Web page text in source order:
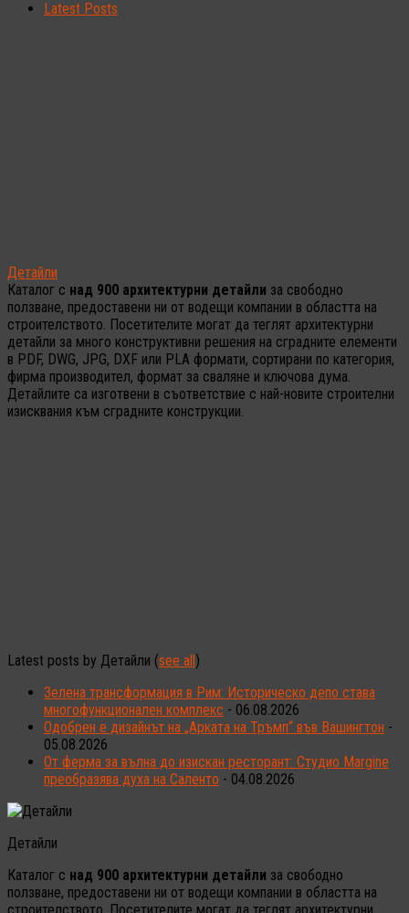
Latest Posts
Детайли
Каталог с над 900 архитектурни детайли за свободно
ползване, предоставени ни от водещи компании в областта на
строителството. Посетителите могат да теглят архитектурни
детайли за много конструктивни решения на сградните елементи
в PDF, DWG, JPG, DXF или PLA формати, сортирани по категория,
фирма производител, формат за сваляне и ключова дума.
Детайлите са изготвени в съответствие с най-новите строителни
изисквания към сградните конструкции.
Latest posts by Детайли (see all)
Зелена трансформация в Рим: Историческо депо става
многофункционален комплекс - 06.08.2026
Одобрен е дизайнът на „Арката на Тръмп“ във Вашингтон -
05.08.2026
От ферма за вълна до изискан ресторант: Студио Margine
преобразява духа на Саленто - 04.08.2026
Детайли
Каталог с над 900 архитектурни детайли за свободно
ползване, предоставени ни от водещи компании в областта на